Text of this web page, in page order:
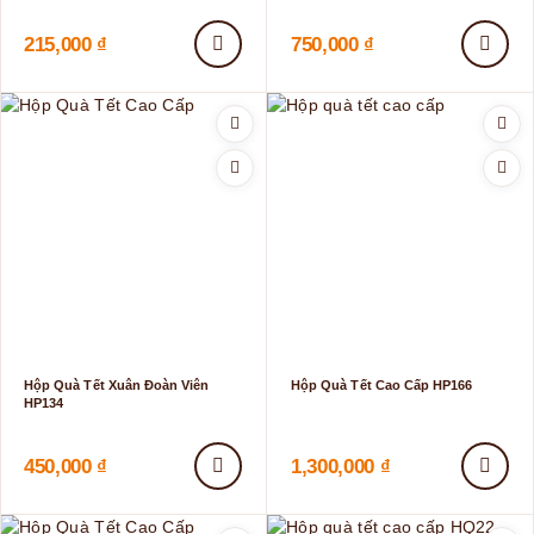
215,000 ₫ 750,000 ₫
Hộp Quà Tết Xuân Đoàn Viên
HP134
450,000 ₫
Hộp Quà Tết Cao Cấp HP166
1,300,000 ₫